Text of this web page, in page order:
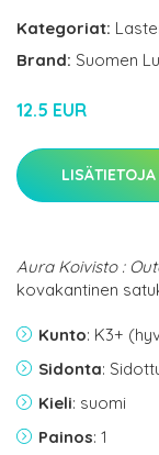
Kategoriat:
Brand: Suomen
12.5 EUR
LISÄTIETOJA
Aura Koivisto :
kovakantinen
Kunto: K3+
Sidonta:
Kieli: suomi
Painos: 1